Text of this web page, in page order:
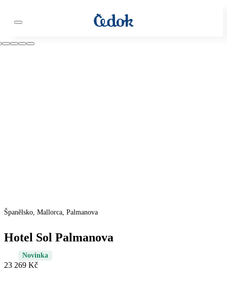
Španělsko, Mallorca, Palmanova
Hotel Sol Palmanova
Novinka
23 269 Kč